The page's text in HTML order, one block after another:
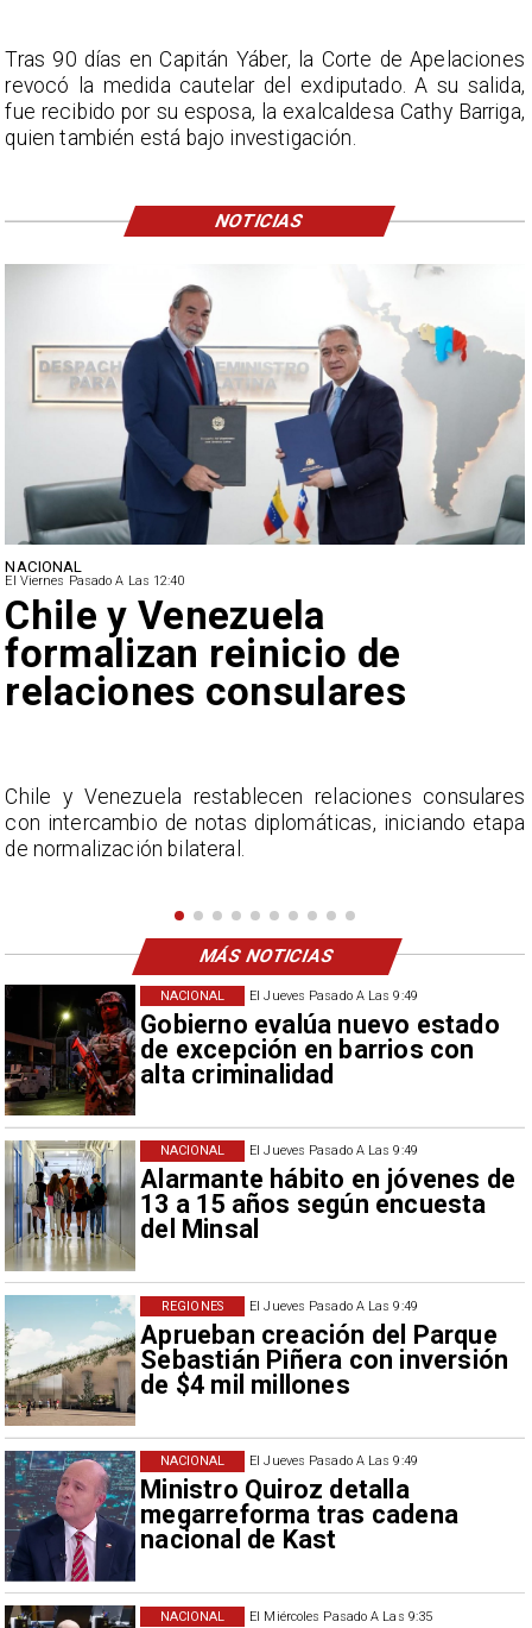
El Jueves Pasado A Las 9:49
Gobierno evalúa nuevo estado
de excepción en barrios con
alta criminalidad
NACIONAL
El Jueves Pasado A Las 9:49
Alarmante hábito en jóvenes de
13 a 15 años según encuesta
del Minsal
NACIONAL
El Jueves Pasado A Las 9:49
Aprueban creación del Parque
Sebastián Piñera con inversión
de $4 mil millones
REGIONES
El Jueves Pasado A Las 9:49
Ministro Quiroz detalla
megarreforma tras cadena
nacional de Kast
NACIONAL
El Miércoles Pasado A Las 9:35
NACIONAL
NACIONAL
El Viernes Pasado A Las 12:40
Feriantes rechazan dichos
de Camila Flores sobre
Fabiola Campillai
La Confederación Nacional de Ferias Libres (ASOF)
considera inaceptable que se refieran a Fabiola
Campillai como 'señora de feria', expresión utilizada
Tras 90 días en Capitán Yáber, la Corte de Apelaciones
revocó la medida cautelar del exdiputado. A su salida,
fue recibido por su esposa, la exalcaldesa Cathy Barriga,
quien también está bajo investigación.
NOTICIAS
MÁS NOTICIAS